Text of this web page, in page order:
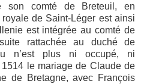
son comté de Breteuil, en
de Saint-Léger est ainsi
est intégrée au comté de
rattachée au duché de
n’est plus ni occupé, ni
1514 le mariage de Claude de
de Bretagne, avec François